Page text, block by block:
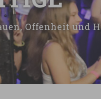
Offenheit und